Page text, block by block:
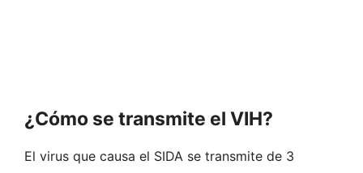
¿Cómo se transmite el VIH?
El virus que causa el SIDA se transmite de 3